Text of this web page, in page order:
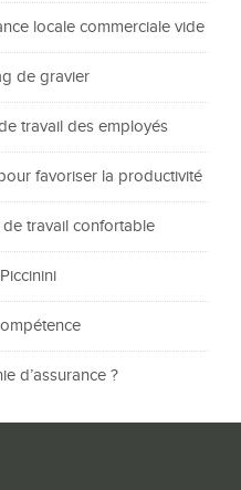
locale commerciale vide
de gravier
travail des employés
favoriser la productivité
travail confortable
d’assurance ?